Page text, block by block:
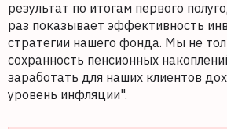
результат по итогам первого
раз показывает эффективность
стратегии нашего фонда. Мы не
сохранность пенсионных
заработать для наших клиентов
уровень инфляции".